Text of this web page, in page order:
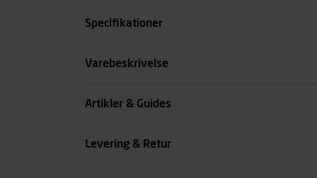
Specifikationer
Størrelse
Varebeskrivelse
Artikler & Guides
Levering & Retur